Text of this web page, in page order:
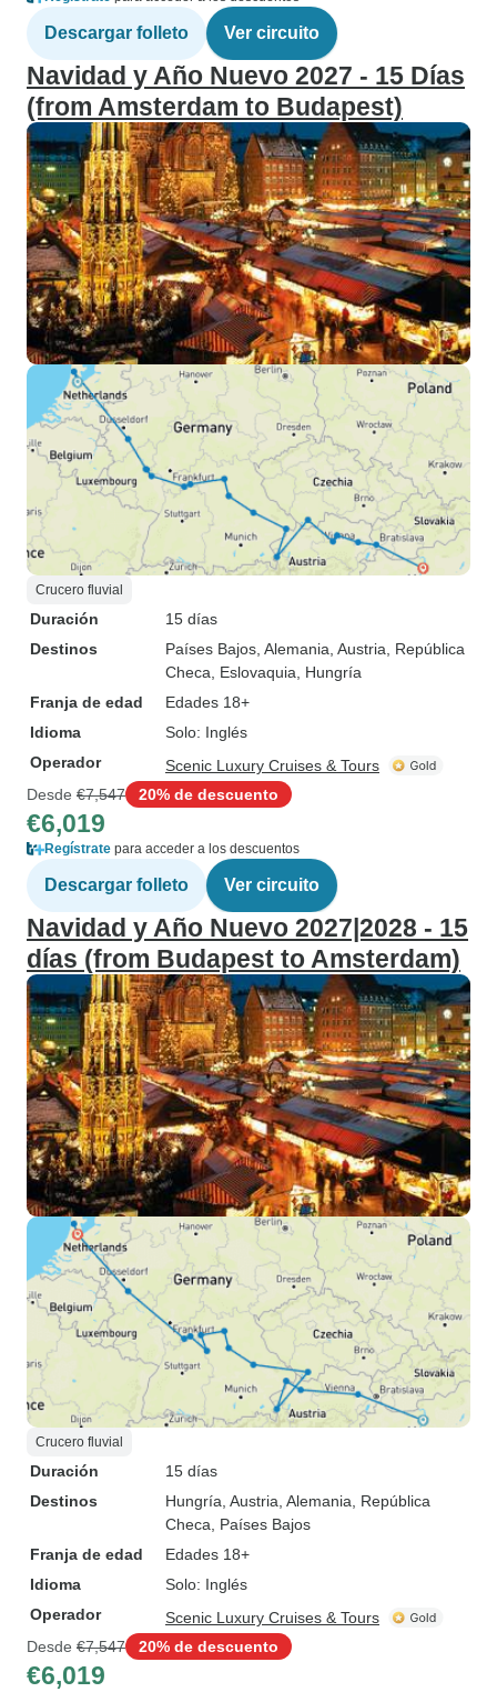
Descargar folleto Ver circuito
Navidad y Año Nuevo 2027 - 15 Días
(from Amsterdam to Budapest)
Crucero fluvial
Duración
15 días
Destinos
Países Bajos , Alemania , Austria , República
Checa , Eslovaquia , Hungría
Franja de edad
Edades 18+
Idioma
Solo: Inglés
Operador
Scenic Luxury Cruises & Tours
Desde €7,547 20% de descuento
€6,019
Regístrate para acceder a los descuentos
Descargar folleto Ver circuito
Navidad y Año Nuevo 2027|2028 - 15
días (from Budapest to Amsterdam)
Crucero fluvial
Duración
15 días
Destinos
Hungría , Austria , Alemania , República
Checa , Países Bajos
Franja de edad
Edades 18+
Idioma
Solo: Inglés
Operador
Scenic Luxury Cruises & Tours
Desde €7,547 20% de descuento
€6,019